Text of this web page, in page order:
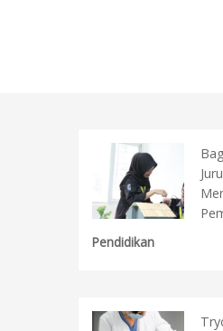
Pendidikan